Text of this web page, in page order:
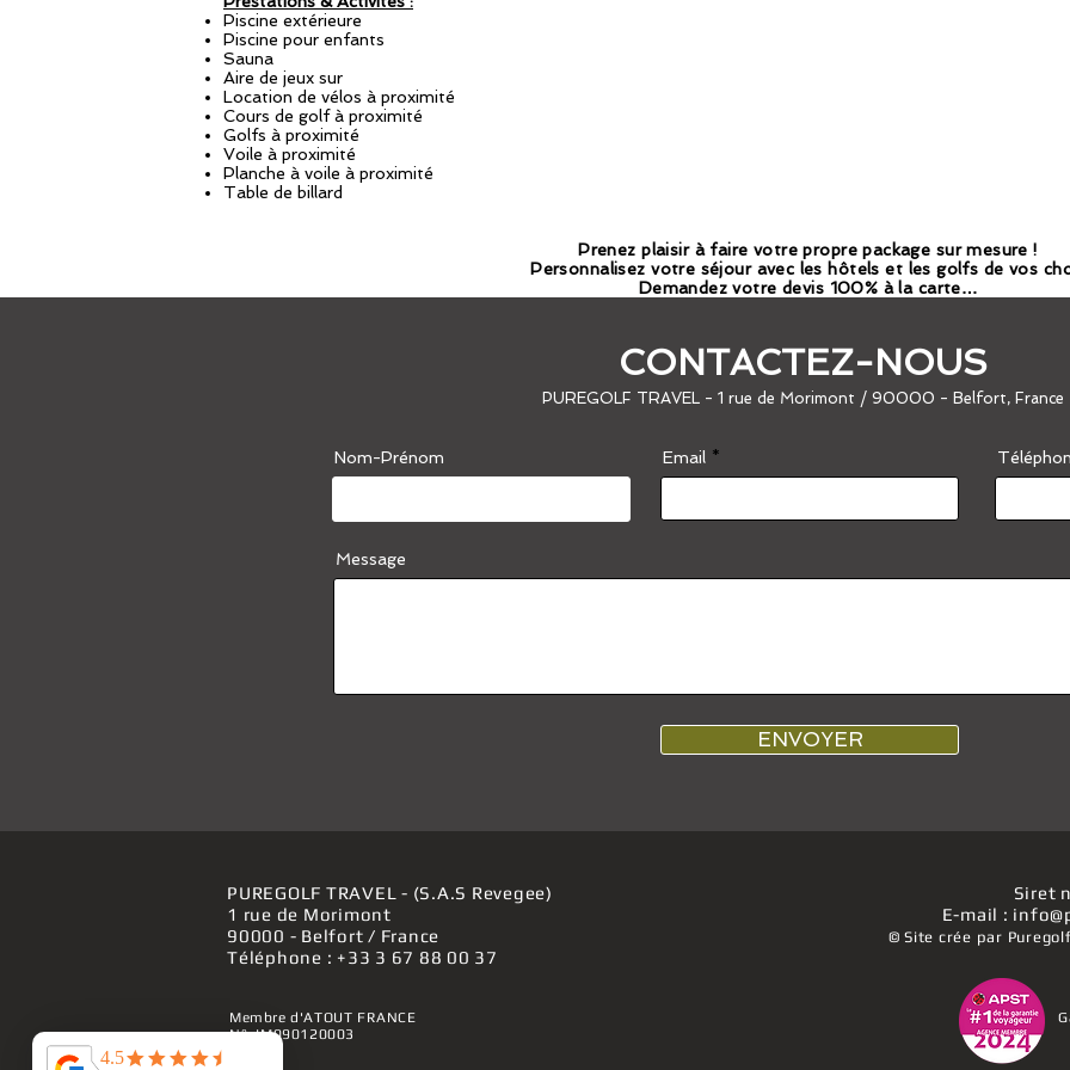
Piscine extérieure
Piscine pour enfants
Sauna
Aire de jeux sur
Location de vélos à proximité
Cours de golf à proximité
Golfs à proximité
Voile à proximité
Planche à voile à proximité
Table de billard
Prenez plaisir à faire votre propre package sur mesure !
Personnalisez votre séjour avec les hôtels et les golfs de vos
Demandez votre devis 100% à la carte…
CONTACTEZ-NOUS
PUREGOLF TRAVEL - 1 rue de Morimont / 90000 - Belfort, France
Nom-Prénom Email
Message
ENVOYER
PUREGOLF TRAVEL - (S.A.S Revegee)
1 rue de Morimont
90000 - Belfort / France
Téléphone : +33 3 67 88 00 37
Siret
E-mail :
© Site crée par
Membre d'ATOUT FRANCE
N°: IM090120003